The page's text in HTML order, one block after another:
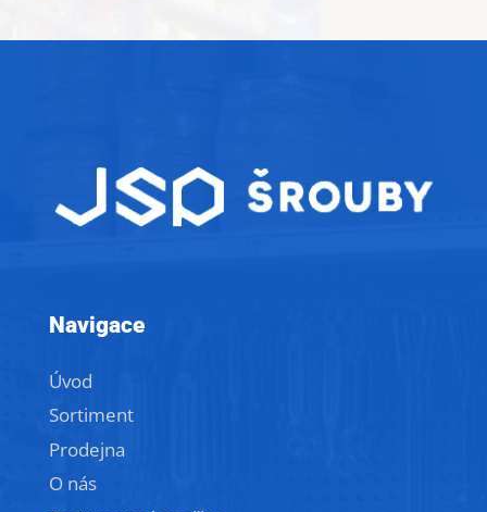
Navigace
Úvod
Sortiment
Prodejna
O nás